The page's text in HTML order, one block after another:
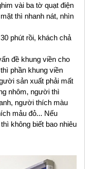
vài ba tờ quạt điện
thì nhanh nát, nhìn
phút rồi, khách chả
đề khung viền cho
phần khung viền
sản xuất phải mất
nhôm, người thì
người thích màu
mảu đỏ... Nếu
không biết bao nhiêu